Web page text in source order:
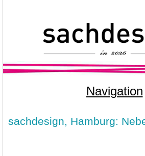
Navigation
sachdesign, Hamburg: